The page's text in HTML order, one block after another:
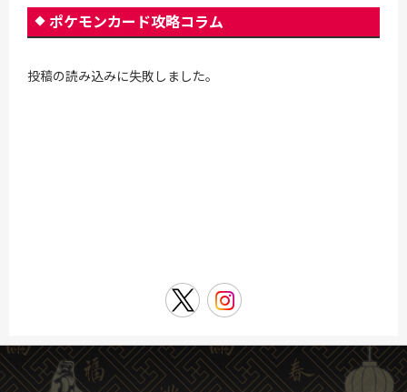
ポケモンカード攻略コラム
投稿の読み込みに失敗しました。